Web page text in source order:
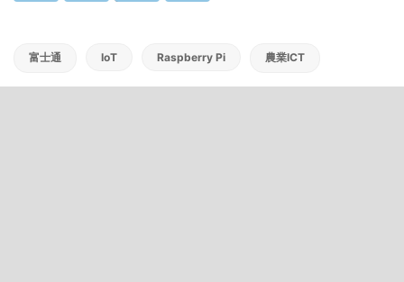
富士通 IoT Raspberry Pi 農業ICT